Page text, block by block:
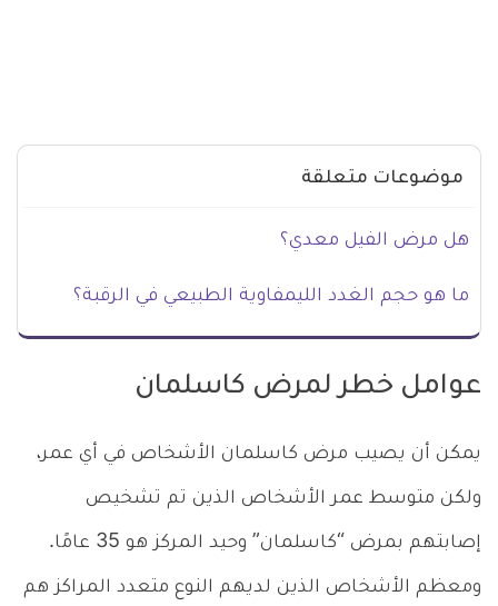
موضوعات متعلقة
هل مرض الفيل معدي؟
ما هو حجم الغدد الليمفاوية الطبيعي في الرقبة؟
عوامل خطر لمرض كاسلمان
يمكن أن يصيب مرض كاسلمان الأشخاص في أي عمر،
ولكن متوسط ​​عمر الأشخاص الذين تم تشخيص
إصابتهم بمرض “كاسلمان” وحيد المركز هو 35 عامًا.
ومعظم الأشخاص الذين لديهم النوع متعدد المراكز هم